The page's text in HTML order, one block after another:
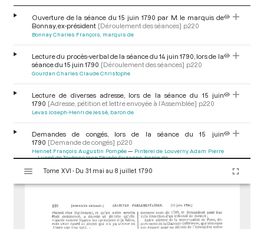
Ouverture de la séance du 15 juin 1790 par M. le marquis de
Bonnay, ex-président [Déroulement des séances] p.220
Bonnay Charles François, marquis de
Lecture du procès-verbal de la séance du 14 juin 1790, lors de la
séance du 15 juin 1790 [Déroulement des séances] p.220
Gourdan Charles Claude Christophe
Lecture de diverses adresse, lors de la séance du 15 juin
1790 [Adresse, pétition et lettre envoyée à l’Assemblée] p.220
Levas Joseph-Henri de Jessé, baron de
Demandes de congés, lors de la séance du 15 juin
1790 [Demande de congés] p.220
Hennet François Augustin Pompée
Pinterel de Louverny Adam Pierre
Luppé de Taybosc Jean Phinée Suzanne, baron de
comité des finances, lors de la séance du 15 juin
Sieyès Emmanuel Joseph Le Couteulx de Canteleu Jean Barthélemy
s
Tome XVI - Du 31 mai au 8 juillet 1790